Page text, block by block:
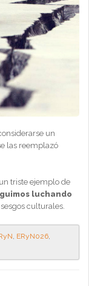
un
las reemplazó
triste ejemplo de
luchando
culturales.
, ERyN026,